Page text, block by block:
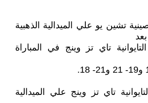
تشين يو علي الميدالية الذهبية
تاي تز وينج في المباراة
تاي تز وينج علي الميدالية